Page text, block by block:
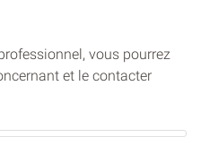
vous pourrez
et le contacter